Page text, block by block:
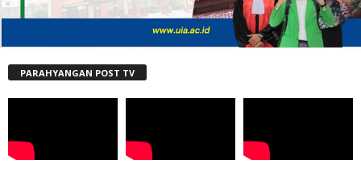
PARAHYANGAN POST TV